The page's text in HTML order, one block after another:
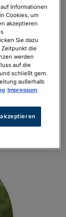
Informationen
Cookies, um
akzeptieren
Sie dazu
die
werden
auf die
schließt gem.
außerhalb
Impressum